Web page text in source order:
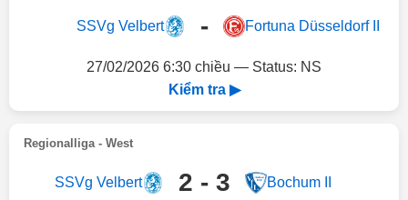
SSVg Velbert - Fortuna Düsseldorf II
27/02/2026 6:30 chiều — Status: NS
Kiểm tra ▶
Regionalliga - West
SSVg Velbert 2 - 3 Bochum II